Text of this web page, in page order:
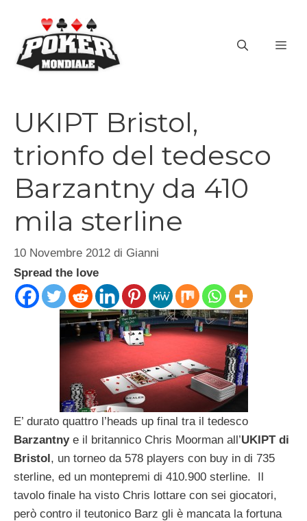
contenuto
UKIPT Bristol,
trionfo del tedesco
Barzantny da 410
mila sterline
10 Novembre 2012 di Gianni
Spread the love
E’ durato quattro l’heads up final tra il tedesco
Barzantnye il britannico Chris Moorman all’UKIPT di
Bristol, un torneo da 578 players con buy in di 735
sterline, ed un montepremi di 410.900 sterline. Il
tavolo finale ha visto Chris lottare con sei giocatori,
però contro il teutonico Barz gli è mancata la fortuna